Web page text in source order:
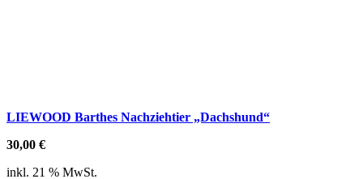
LIEWOOD Barthes Nachziehtier „Dachshund“
30,00 €
inkl. 21 % MwSt.